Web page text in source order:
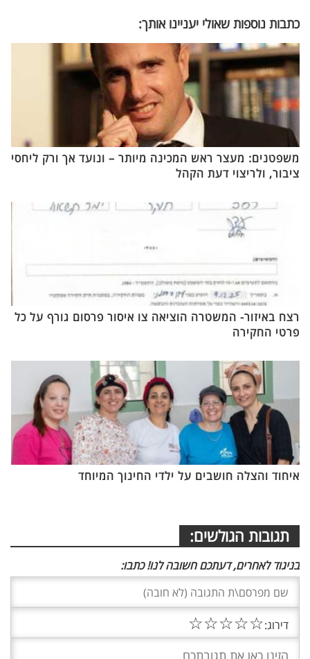
כתבות נוספות שאולי יעניינו אותך:
משפטנים: מעצר ראש המכינה מיותר – ונועד אך ורק ליחסי
ציבור, ולריצוי דעת הקהל
רצח באיזור- המשטרה הוציאה צו איסור פרסום גורף על כל
פרטי החקירה
איחוד והצלה חושבים על ילדי החינוך המיוחד
תגובות הגולשים:
בניגוד לאחרים, דעתכם חשובה לנו! כתבו:
דירוג:☆
☆
☆
☆
☆